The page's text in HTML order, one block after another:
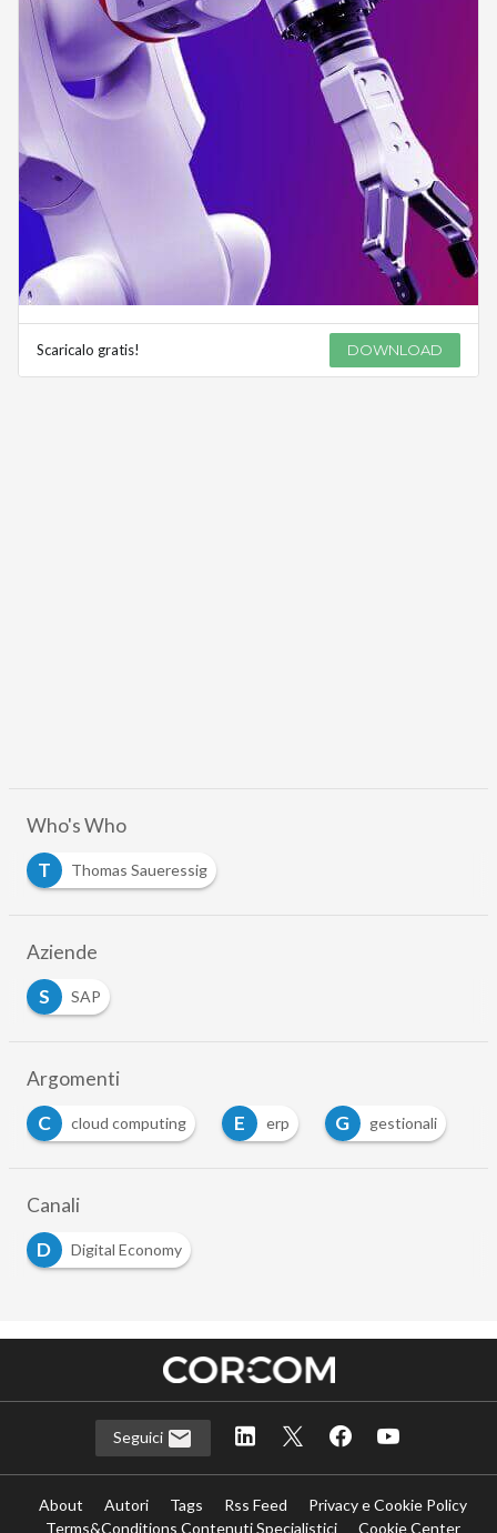
Scaricalo gratis! DOWNLOAD
Who's Who
T
Thomas Saueressig
Aziende
S
SAP
Argomenti
C
cloud computing E erp G gestionali
Canali
D
Digital Economy
Seguici
About Autori Tags Rss Feed
Privacy e Cookie Policy
Terms&Conditions Contenuti Specialistici
Cookie Center